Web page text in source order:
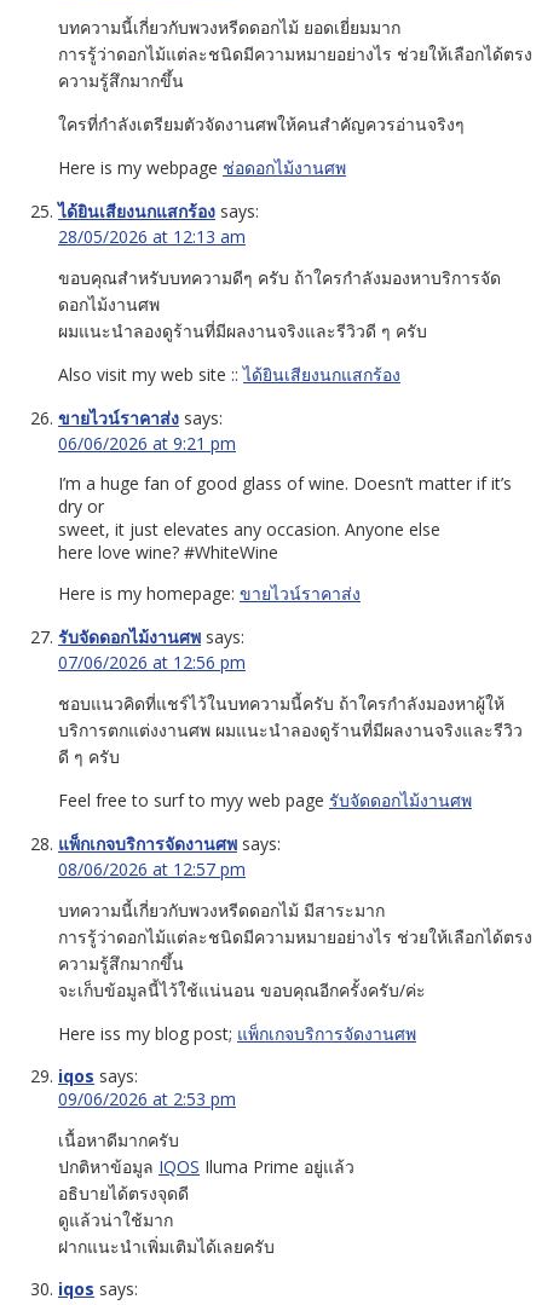
บทความนี้เกี่ยวกับพวงหรีดดอกไม้ ยอดเยี่ยมมาก
การรู้ว่าดอกไม้แต่ละชนิดมีความหมายอย่างไร ช่วยให้เลือกได้ตรง
ความรู้สึกมากขึ้น
ใครที่กำลังเตรียมตัวจัดงานศพให้คนสำคัญควรอ่านจริงๆ
Here is my webpage ช่อดอกไม้งานศพ
ได้ยินเสียงนกแสกร้อง says:
28/05/2026 at 12:13 am
ขอบคุณสำหรับบทความดีๆ ครับ ถ้าใครกำลังมองหาบริการจัด
ดอกไม้งานศพ
ผมแนะนำลองดูร้านที่มีผลงานจริงและรีวิวดี ๆ ครับ
Also visit my web site ::ได้ยินเสียงนกแสกร้อง
ขายไวน์ราคาส่ง says:
06/06/2026 at 9:21 pm
I’m a huge fan of good glass of wine. Doesn’t matter if it’s
dry or
sweet, it just elevates any occasion. Anyone else
here love wine? #WhiteWine
Here is my homepage: ขายไวน์ราคาส่ง
รับจัดดอกไม้งานศพ says:
07/06/2026 at 12:56 pm
ชอบแนวคิดที่แชร์ไว้ในบทความนี้ครับ ถ้าใครกำลังมองหาผู้ให้
บริการตกแต่งงานศพ ผมแนะนำลองดูร้านที่มีผลงานจริงและรีวิว
ดี ๆ ครับ
Feel free to surf to myy web page รับจัดดอกไม้งานศพ
แพ็กเกจบริการจัดงานศพ says:
08/06/2026 at 12:57 pm
บทความนี้เกี่ยวกับพวงหรีดดอกไม้ มีสาระมาก
การรู้ว่าดอกไม้แต่ละชนิดมีความหมายอย่างไร ช่วยให้เลือกได้ตรง
ความรู้สึกมากขึ้น
จะเก็บข้อมูลนี้ไว้ใช้แน่นอน ขอบคุณอีกครั้งครับ/ค่ะ
Here iss my blog post; แพ็กเกจบริการจัดงานศพ
iqos says:
09/06/2026 at 2:53 pm
เนื้อหาดีมากครับ
ปกติหาข้อมูล IQOS Iluma Prime อยู่แล้ว
อธิบายได้ตรงจุดดี
ดูแล้วน่าใช้มาก
ฝากแนะนำเพิ่มเติมได้เลยครับ
iqos says: